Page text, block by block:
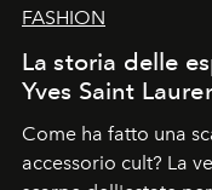
FASHION
La storia delle
Yves Saint
Come ha fatto una
accessorio cult? La